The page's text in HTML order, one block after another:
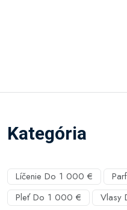
Kategória
Líčenie Do 1 000 €
Pleť Do 1 000 €
Vlasy